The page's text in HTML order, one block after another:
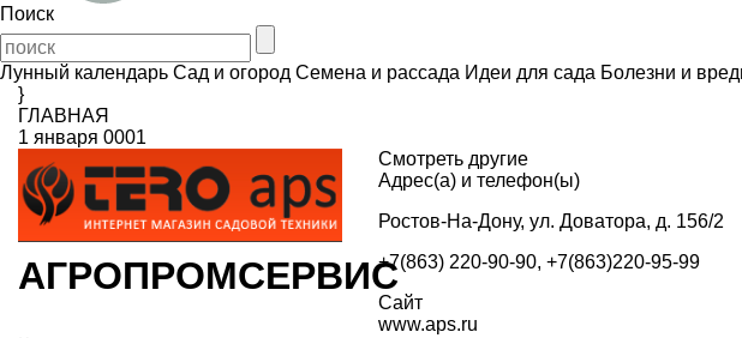
Поиск
Лунный календарь Сад и огород Семена и рассада Идеи для сада Болезни и
}
ГЛАВНАЯ
1 января 0001
АГРОПРОМСЕРВИС
Смотреть другие
Адрес(а) и телефон(ы)
Ростов-На-Дону, ул. Доватора, д. 156/2
+7(863) 220-90-90, +7(863)220-95-99
Сайт
www.aps.ru